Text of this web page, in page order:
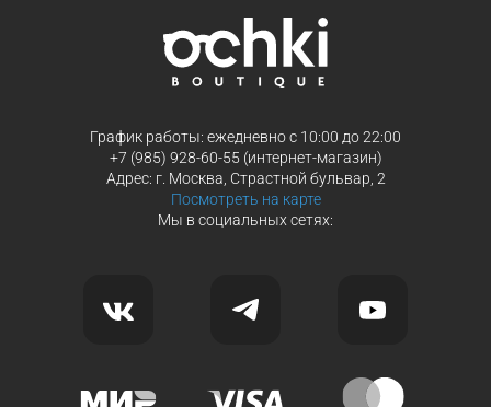
График работы: ежедневно с 10:00 до 22:00
+7 (985) 928-60-55 (интернет-магазин)
Адрес: г. Москва, Страстной бульвар, 2
Посмотреть на карте
Мы в социальных сетях: